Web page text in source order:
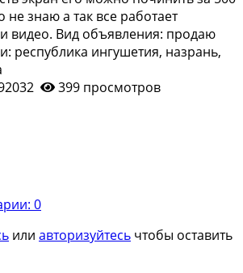
не знаю а так все работает
видео. Вид объявления: продаю
республика ингушетия, назрань,
399 просмотров
0
или авторизуйтесь чтобы оставить